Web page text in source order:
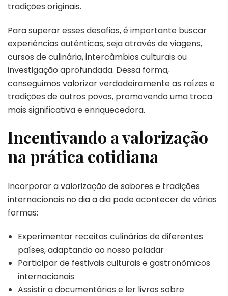
tradições originais.
Para superar esses desafios, é importante buscar
experiências autênticas, seja através de viagens,
cursos de culinária, intercâmbios culturais ou
investigação aprofundada. Dessa forma,
conseguimos valorizar verdadeiramente as raízes e
tradições de outros povos, promovendo uma troca
mais significativa e enriquecedora.
Incentivando a valorização
na prática cotidiana
Incorporar a valorização de sabores e tradições
internacionais no dia a dia pode acontecer de várias
formas:
Experimentar receitas culinárias de diferentes
países, adaptando ao nosso paladar
Participar de festivais culturais e gastronômicos
internacionais
Assistir a documentários e ler livros sobre